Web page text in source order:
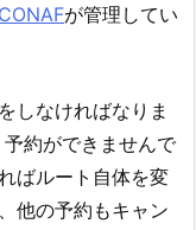
CONAFが管理してい
しなければなりま
約ができませんで
ばルート自体を変
他の予約もキャン